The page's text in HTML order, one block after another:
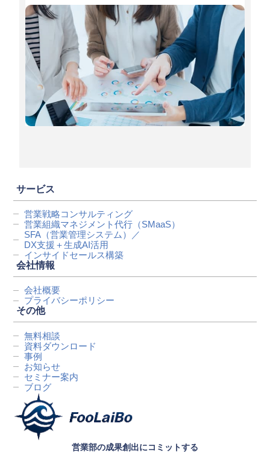
営業部の成果創出にコミットする
サービス
営業戦略コンサルティング
営業組織マネジメント代行 （SMaaS）
SFA（営業管理システム）／
DX支援＋生成AI活用
インサイドセールス構築
会社情報
会社概要
プライバシーポリシー
その他
無料相談
資料ダウンロード
事例
お知らせ
セミナー案内
ブログ